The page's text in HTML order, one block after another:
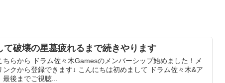
て破壊の星墓疲れるまで続きやります
らから ドラム佐々木Gamesのメンバーシップ始めました！メ
クから登録できます↓ こんにちは初めまして ドラム佐々木&ア
後までご視聴...